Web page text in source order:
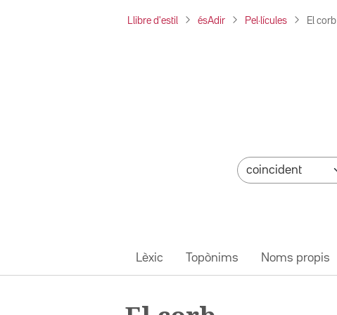
Llibre d'estil ésAdir Pel·lícules El corb
Lèxic Topònims Noms propis